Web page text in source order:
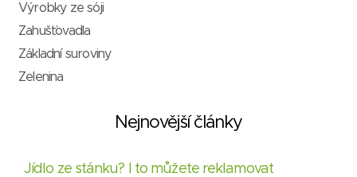
Výrobky ze sóji
Zahušťovadla
Základní suroviny
Zelenina
Nejnovější články
Jídlo ze stánku? I to můžete reklamovat